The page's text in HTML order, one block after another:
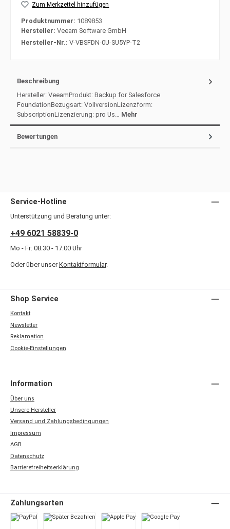
Zum Merkzettel hinzufügen
Produktnummer: 1089853
Hersteller: Veeam Software GmbH
Hersteller-Nr.: V-VBSFDN-0U-SU5YP-T2
Beschreibung
Hersteller: VeeamProdukt: Backup for Salesforce
FoundationBezugsart: VollversionLizenzform:
SubscriptionLizenzierung: pro Us… Mehr
Bewertungen
Service-Hotline
Unterstützung und Beratung unter:
+49 6021 58839-0
Mo - Fr: 08:30 - 17:00 Uhr
Oder über unser Kontaktformular.
Shop Service
Kontakt
Newsletter
Reklamation
Cookie-Einstellungen
Information
Über uns
Unsere Hersteller
Versand und Zahlungsbedingungen
Impressum
AGB
Datenschutz
Barrierefreiheitserklärung
Zahlungsarten